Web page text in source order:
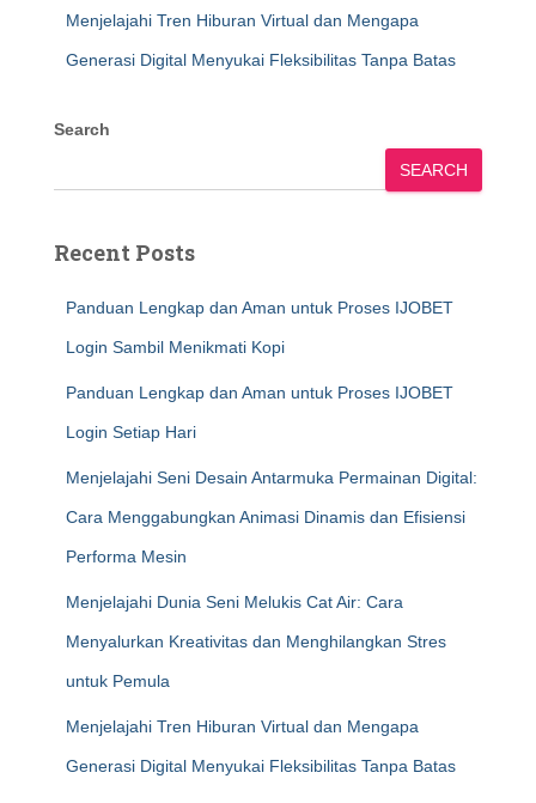
Menjelajahi Tren Hiburan Virtual dan Mengapa
Generasi Digital Menyukai Fleksibilitas Tanpa Batas
Search
SEARCH
Recent Posts
Panduan Lengkap dan Aman untuk Proses IJOBET
Login Sambil Menikmati Kopi
Panduan Lengkap dan Aman untuk Proses IJOBET
Login Setiap Hari
Menjelajahi Seni Desain Antarmuka Permainan Digital:
Cara Menggabungkan Animasi Dinamis dan Efisiensi
Performa Mesin
Menjelajahi Dunia Seni Melukis Cat Air: Cara
Menyalurkan Kreativitas dan Menghilangkan Stres
untuk Pemula
Menjelajahi Tren Hiburan Virtual dan Mengapa
Generasi Digital Menyukai Fleksibilitas Tanpa Batas